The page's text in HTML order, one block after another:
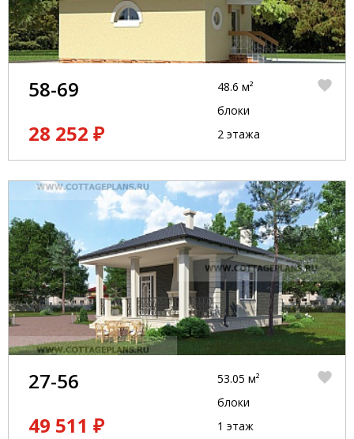
58-69
28 252 ₽
48.6 м²
блоки
2 этажа
27-56
49 511 ₽
53.05 м²
блоки
1 этаж